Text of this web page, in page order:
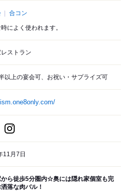
合コン
によく使われます。
ストラン
以上の宴会可、お祝い・サプライズ可
11月7日
から徒歩5分圏内☆奥には隠れ家個室も完
落な肉バル！